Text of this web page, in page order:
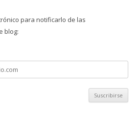
para notificarlo de las
blog: